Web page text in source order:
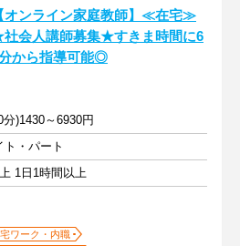
オンライン家庭教師】≪在宅≫
会人講師募集★すきま時間に6
から指導可能◎
分)1430～6930円
ト・パート
1日1時間以上
ワーク・内職